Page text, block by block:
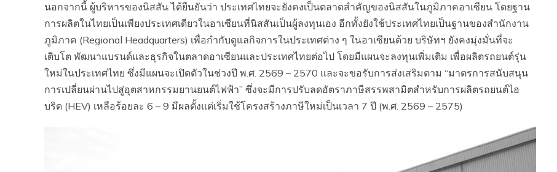
นอกจากนี้ ผู้บริหารของนิสสัน ได้ยืนยันว่า ประเทศไทยจะยังคงเป็นตลาดสำคัญของนิสสันในภูมิภาคอาเซียน โดยฐาน
การผลิตในไทยเป็นเพียงประเทศเดียวในอาเซียนที่นิสสันเป็นผู้ลงทุนเอง อีกทั้งยังใช้ประเทศไทยเป็นฐานของสำนักงาน
ภูมิภาค (Regional Headquarters) เพื่อกำกับดูแลกิจการในประเทศต่าง ๆ ในอาเซียนด้วย บริษัทฯ ยังคงมุ่งมั่นที่จะ
เติบโต พัฒนาแบรนด์และธุรกิจในตลาดอาเซียนและประเทศไทยต่อไป โดยมีแผนจะลงทุนเพิ่มเติม เพื่อผลิตรถยนต์รุ่น
ใหม่ในประเทศไทย ซึ่งมีแผนจะเปิดตัวในช่วงปี พ.ศ. 2569 – 2570 และจะขอรับการส่งเสริมตาม “มาตรการสนับสนุน
การเปลี่ยนผ่านไปสู่อุตสาหกรรมยานยนต์ไฟฟ้า” ซึ่งจะมีการปรับลดอัตราภาษีสรรพสามิตสำหรับการผลิตรถยนต์ไฮ
บริด (HEV) เหลือร้อยละ 6 – 9 มีผลตั้งแต่เริ่มใช้โครงสร้างภาษีใหม่เป็นเวลา 7 ปี (พ.ศ. 2569 – 2575)